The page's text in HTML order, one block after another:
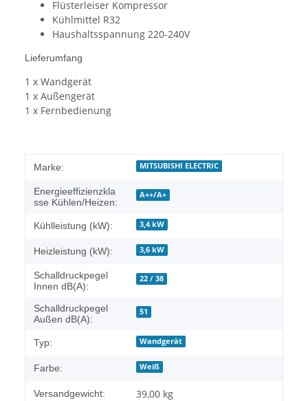
Flüsterleiser Kompressor
Kühlmittel R32
Haushaltsspannung 220-240V
Lieferumfang
1 x Wandgerät
1 x Außengerät
1 x Fernbedienung
Marke: MITSUBISHI ELECTRIC
Energieeffizienzkla
sse Kühlen/Heizen:
A++/A+
Kühlleistung (kW): 3,4 kW
Heizleistung (kW): 3,6 kW
Schalldruckpegel
Innen dB(A):
22 / 38
Schalldruckpegel
Außen dB(A):
51
Typ: Wandgerät
Farbe: Weiß
Versandgewicht: 39,00 kg